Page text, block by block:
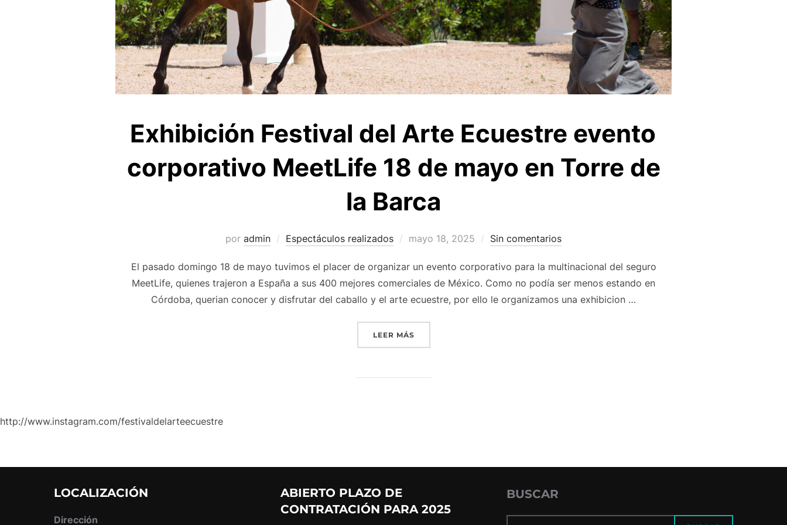
Exhibición Festival del Arte Ecuestre evento
corporativo MeetLife 18 de mayo en Torre de
la Barca
por admin Espectáculos realizados
Publicado
mayo 18, 2025 Sin comentarios
El pasado domingo 18 de mayo tuvimos el placer de organizar un evento corporativo para la multinacional del seguro
MeetLife, quienes trajeron a España a sus 400 mejores comerciales de México. Como no podía ser menos estando en
Córdoba, querian conocer y disfrutar del caballo y el arte ecuestre, por ello le organizamos una exhibicion …
LEER MÁS«EXHIBICIÓN FESTIVAL DEL ARTE ECUESTRE EVENTO CORPORATIVO MEETLIFE 18 DE
http://www.instagram.com/festivaldelarteecuestre
LOCALIZACIÓN
Dirección
ABIERTO PLAZO DE
CONTRATACIÓN PARA 2025
BUSCAR